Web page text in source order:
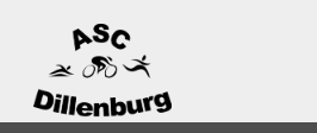
springen